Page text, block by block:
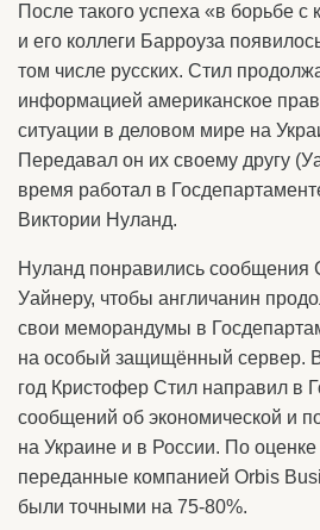
После такого успеха «в борьбе с
и его коллеги Барроуза
том числе русских. Стил
информацией американское
ситуации в деловом мире на
Передавал он их своему другу
время работал в
Виктории Нуланд.
Нуланд понравились сообщения
Уайнеру, чтобы англичанин
свои меморандумы в
на особый защищённый сервер.
год Кристофер Стил направил в
сообщений об экономической и
на Украине и в России. По
переданные компанией Orbis
были точными на 75-80%.